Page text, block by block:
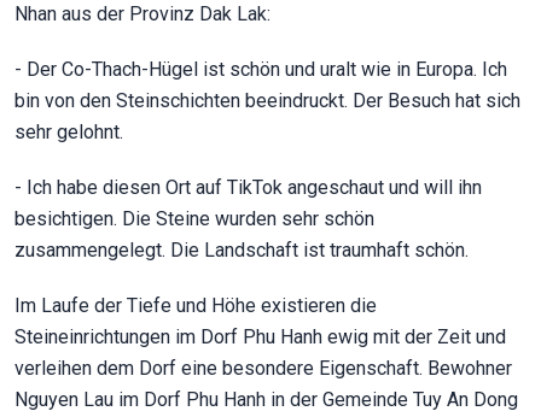
Nhan aus der Provinz Dak Lak:
- Der Co-Thach-Hügel ist schön und uralt wie in Europa. Ich
bin von den Steinschichten beeindruckt. Der Besuch hat sich
sehr gelohnt.
- Ich habe diesen Ort auf TikTok angeschaut und will ihn
besichtigen. Die Steine wurden sehr schön
zusammengelegt. Die Landschaft ist traumhaft schön.
Im Laufe der Tiefe und Höhe existieren die
Steineinrichtungen im Dorf Phu Hanh ewig mit der Zeit und
verleihen dem Dorf eine besondere Eigenschaft. Bewohner
Nguyen Lau im Dorf Phu Hanh in der Gemeinde Tuy An Dong